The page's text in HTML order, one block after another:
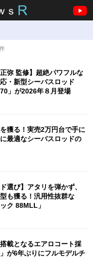
正弥 監修】超絶パワフルな
・新型シーバスロッド
70」が2026年８月登場
獲る！実売2万円台で手に
最適なシーバスロッドの
選び】アタリを弾かず、
も獲る！汎用性抜群な
ク 88MLL」
載となるエアロコート採
が6年ぶりにフルモデルチ